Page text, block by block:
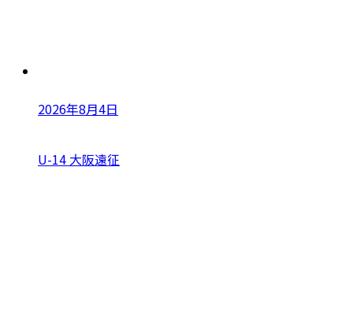
2026年8月4日
U-14 大阪遠征